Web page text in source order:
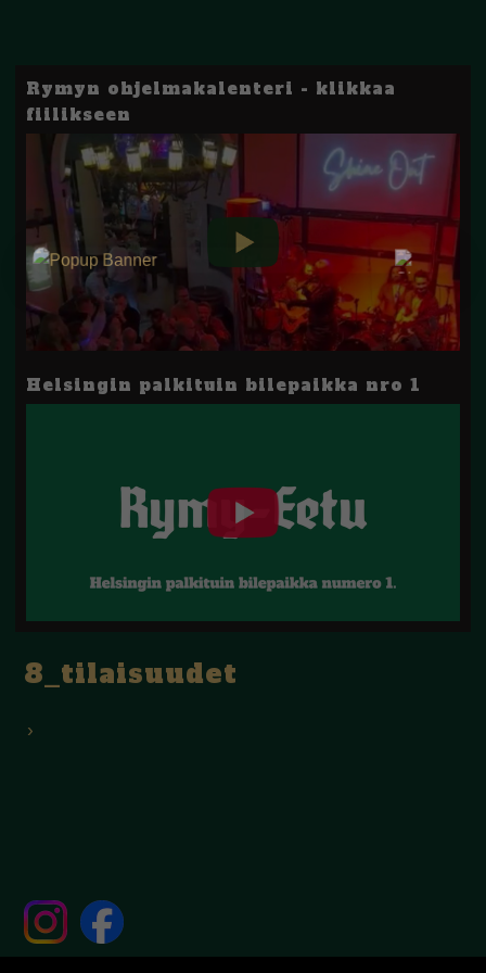
Rymyn ohjelmakalenteri - klikkaa
fiilikseen
Helsingin palkituin bilepaikka nro 1
8_tilaisuudet